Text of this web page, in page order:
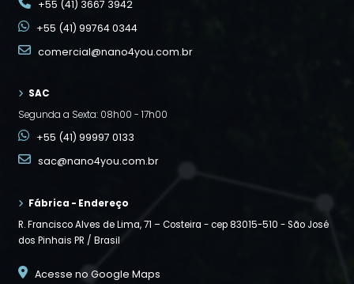
+55 (41) 3667 3942
+55 (41) 99764 0344
comercial@nano4you.com.br
SAC
Segunda a Sexta: 08h00 - 17h00
+55 (41) 99997 0133
sac@nano4you.com.br
Fábrica - Endereço
R. Francisco Alves de Lima, 71 – Costeira - cep 83015-510 -São José
dos Pinhais PR / Brasil
Acesse no Google Maps